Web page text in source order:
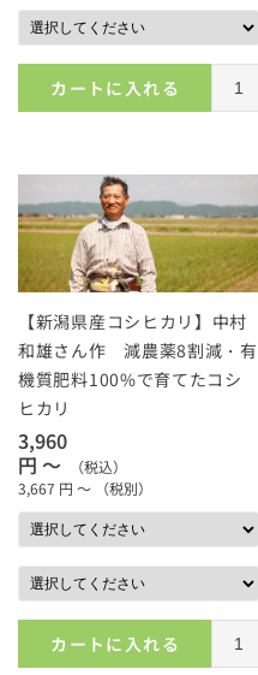
カートに入れる
【新潟県産コシヒカリ】中村
和雄さん作 減農薬8割減・有
機質肥料100%で育てたコシ
ヒカリ
3,960
円 ～
（税込）
3,667 円 ～ （税別）
カートに入れる